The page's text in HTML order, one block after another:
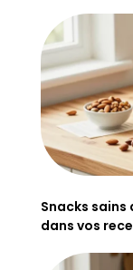
Snacks
dans vos